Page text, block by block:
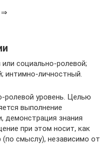
⇒
социально-ролевой;
интимно-личностный.
ролевой уровень. Целью
выполнение
демонстрация знания
при этом носит, как
(по смыслу), независимо от